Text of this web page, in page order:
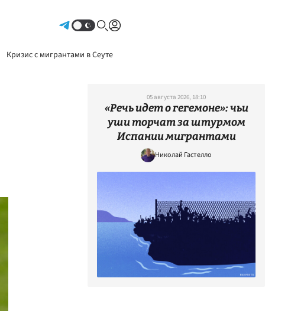
Кризис с мигрантами в Сеуте
05 августа 2026, 18:10
«Речь идет о гегемоне»: чьи
уши торчат за штурмом
Испании мигрантами
Николай Гастелло